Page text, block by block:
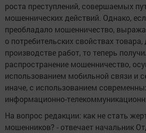
роста преступлений, совершаемых
мошеннических действий. Однако,
преобладало мошенничество,
о потребительских свойствах
производстве работ, то теперь
распространение мошенничество,
использованием мобильной связи и
иначе, с использованием
информационно-
На вопрос редакции: как не стать
мошенников? - отвечает начальник